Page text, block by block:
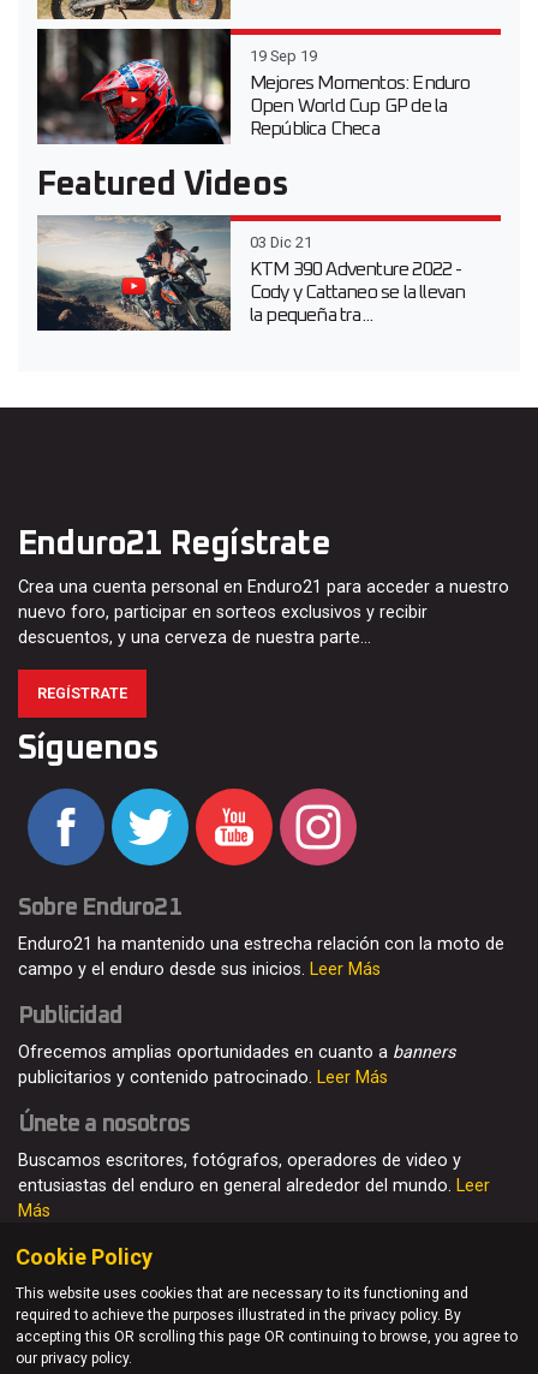
19 Sep 19
Mejores Momentos: Enduro
Open World Cup GP de la
República Checa
Featured Videos
03 Dic 21
KTM 390 Adventure 2022 -
Cody y Cattaneo se la llevan
la pequeña tra...
Enduro21 Regístrate
Crea una cuenta personal en Enduro21 para acceder a nuestro
nuevo foro, participar en sorteos exclusivos y recibir
descuentos, y una cerveza de nuestra parte…
REGÍSTRATE
Síguenos
Sobre Enduro21
Enduro21 ha mantenido una estrecha relación con la moto de
campo y el enduro desde sus inicios. Leer Más
Publicidad
Ofrecemos amplias oportunidades en cuanto a banners
publicitarios y contenido patrocinado. Leer Más
Únete a nosotros
Buscamos escritores, fotógrafos, operadores de video y
entusiastas del enduro en general alrededor del mundo. Leer
Más
© Enduro21 / Future7Media Limited. Todos los derechos
reservados
Cookie Policy
This website uses cookies that are necessary to its functioning and
required to achieve the purposes illustrated in the privacy policy. By
accepting this OR scrolling this page OR continuing to browse, you agree to
our privacy policy.